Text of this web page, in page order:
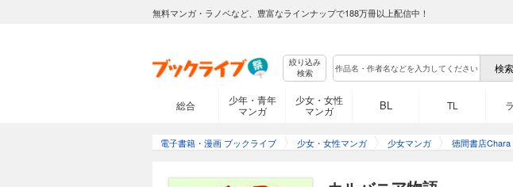
無料マンガ・ラノベなど、豊富なラインナップで188万冊以上配信中！
絞り込み
検索
総合
少年・青年
マンガ
少女・女性
マンガ
BL TL
電子書籍・漫画 ブックライブ 少女・女性マンガ 少女マンガ 徳間書店Chara